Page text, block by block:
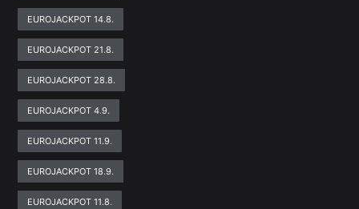
EUROJACKPOT 14.8.
EUROJACKPOT 21.8.
EUROJACKPOT 28.8.
EUROJACKPOT 4.9.
EUROJACKPOT 11.9.
EUROJACKPOT 18.9.
EUROJACKPOT 11.8.